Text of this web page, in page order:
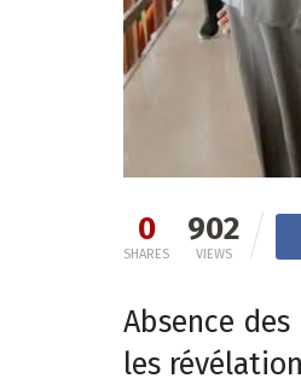
0
SHARES
902
VIEWS
Absence
les